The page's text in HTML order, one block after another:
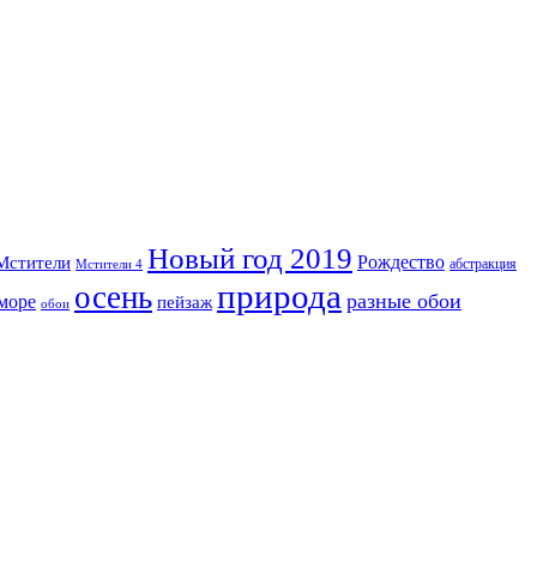
Мстители 4 Новый год 2019 Рождество абстракция
обои осень пейзаж природа разные обои